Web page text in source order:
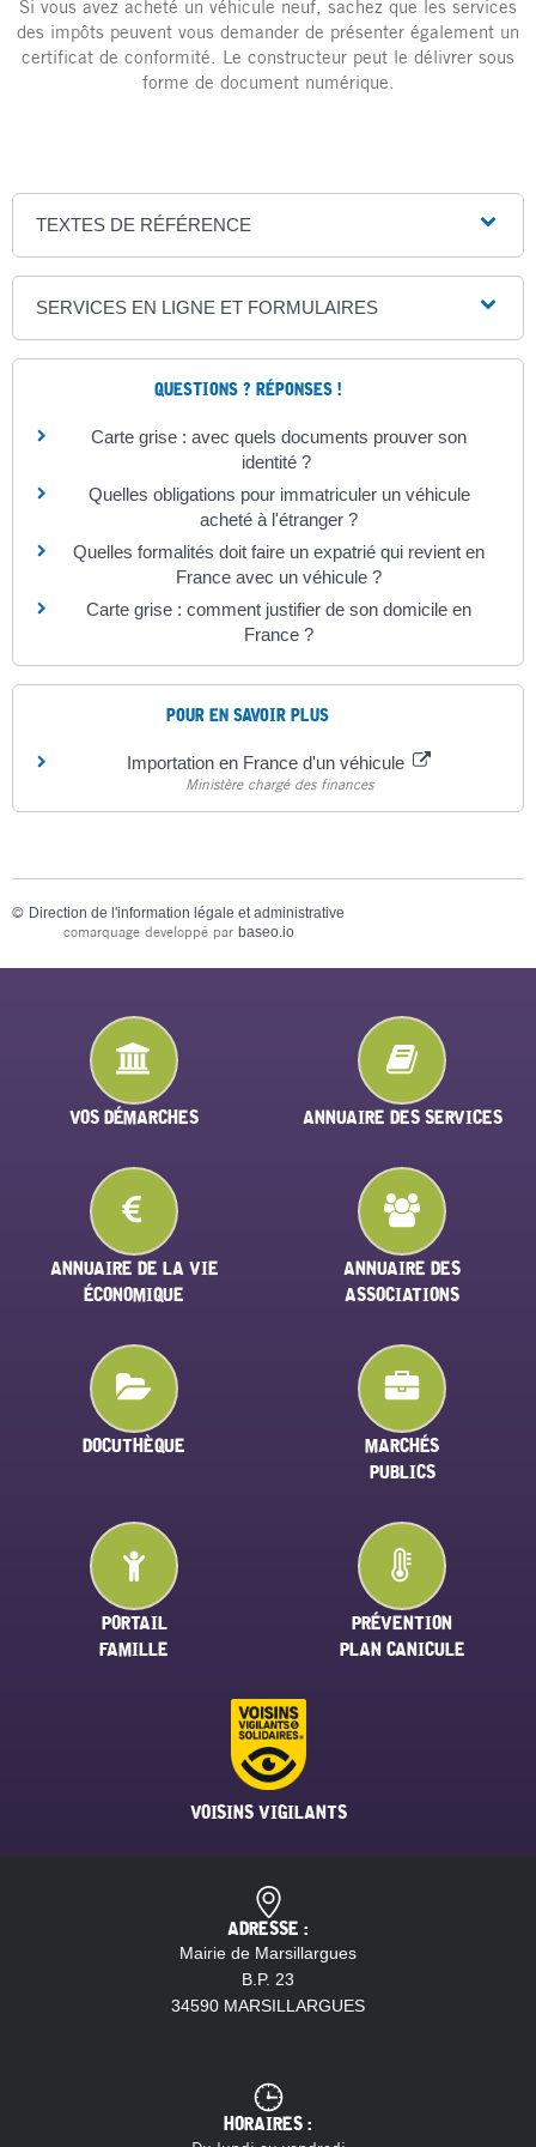
Si vous avez acheté un véhicule neuf, sachez que les services
des impôts peuvent vous demander de présenter également un
certificat de conformité. Le constructeur peut le délivrer sous
forme de document numérique.
TEXTES DE RÉFÉRENCE
SERVICES EN LIGNE ET FORMULAIRES
QUESTIONS ? RÉPONSES !
Carte grise : avec quels documents prouver son
identité ?
Quelles obligations pour immatriculer un véhicule
acheté à l'étranger ?
Quelles formalités doit faire un expatrié qui revient en
France avec un véhicule ?
Carte grise : comment justifier de son domicile en
France ?
POUR EN SAVOIR PLUS
Importation en France d'un véhicule
Ministère chargé des finances
© Direction de l'information légale et administrative
comarquage developpé par baseo.io
VOS DÉMARCHES ANNUAIRE DES SERVICES
ANNUAIRE DE LA VIE
ÉCONOMIQUE
ANNUAIRE DES
ASSOCIATIONS
DOCUTHÈQUE
MARCHÉS
PUBLICS
PORTAIL
FAMILLE
PRÉVENTION
PLAN CANICULE
VOISINS VIGILANTS
ADRESSE :
Mairie de Marsillargues
B.P. 23
34590 MARSILLARGUES
HORAIRES :